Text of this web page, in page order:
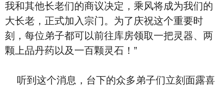
我和其他长老们的商议决定，乘风将成为我们的
大长老，正式加入宗门。为了庆祝这个重要时
刻，每位弟子都可以前往库房领取一把灵器、两
颗上品丹药以及一百颗灵石！”
听到这个消息，台下的众多弟子们立刻面露喜